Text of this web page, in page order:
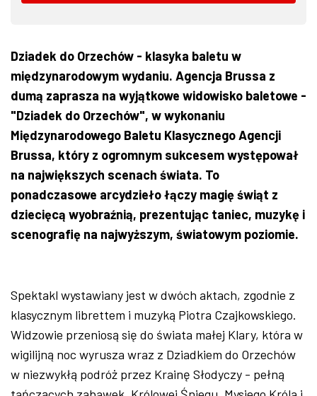
Dziadek do Orzechów - klasyka baletu w
międzynarodowym wydaniu. Agencja Brussa z
dumą zaprasza na wyjątkowe widowisko baletowe -
"Dziadek do Orzechów", w wykonaniu
Międzynarodowego Baletu Klasycznego Agencji
Brussa, który z ogromnym sukcesem występował
na największych scenach świata. To
ponadczasowe arcydzieło łączy magię świąt z
dziecięcą wyobraźnią, prezentując taniec, muzykę i
scenografię na najwyższym, światowym poziomie.
Spektakl wystawiany jest w dwóch aktach, zgodnie z
klasycznym librettem i muzyką Piotra Czajkowskiego.
Widzowie przeniosą się do świata małej Klary, która w
wigilijną noc wyrusza wraz z Dziadkiem do Orzechów
w niezwykłą podróż przez Krainę Słodyczy - pełną